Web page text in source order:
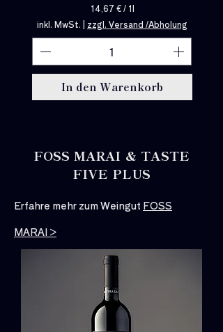
14,67 € / 1l
1
4
,
6
7
p
r
t
e
inkl. MwSt. | zzgl. Versand /Abholung
In den Warenkorb
FOSS MARAI & TASTE
FIVE PLUS
Erfahre mehr zum Weingut FOSS
MARAI >